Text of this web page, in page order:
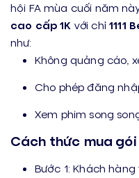
hội FA mùa cuối năm
cao cấp 1K với chỉ1111
như:
Không quảng cáo,
Cho phép đăng
Xem phim song
Cách thức mua
Bước 1: Khách